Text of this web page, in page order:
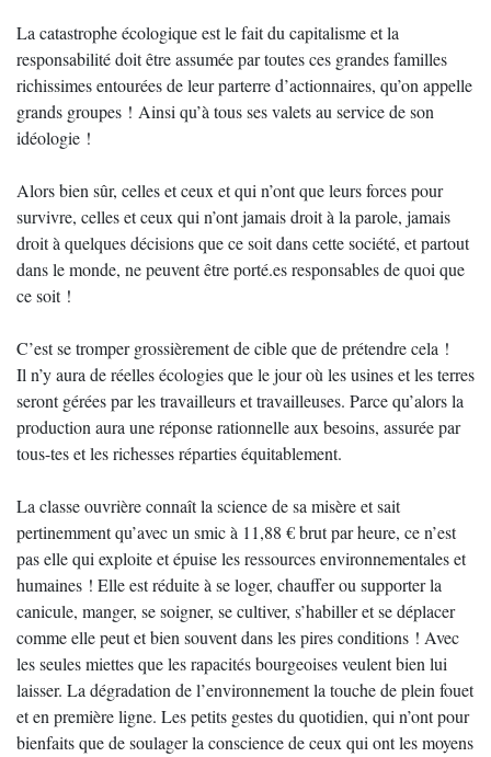
La catastrophe écologique est le fait du capitalisme et la
responsabilité doit être assumée par toutes ces grandes familles
richissimes entourées de leur parterre d’actionnaires, qu’on appelle
grands groupes ! Ainsi qu’à tous ses valets au service de son
idéologie !
Alors bien sûr, celles et ceux et qui n’ont que leurs forces pour
survivre, celles et ceux qui n’ont jamais droit à la parole, jamais
droit à quelques décisions que ce soit dans cette société, et partout
dans le monde, ne peuvent être porté.es responsables de quoi que
ce soit !
C’est se tromper grossièrement de cible que de prétendre cela !
Il n’y aura de réelles écologies que le jour où les usines et les terres
seront gérées par les travailleurs et travailleuses. Parce qu’alors la
production aura une réponse rationnelle aux besoins, assurée par
tous-tes et les richesses réparties équitablement.
La classe ouvrière connaît la science de sa misère et sait
pertinemment qu’avec un smic à 11,88 € brut par heure, ce n’est
pas elle qui exploite et épuise les ressources environnementales et
humaines ! Elle est réduite à se loger, chauffer ou supporter la
canicule, manger, se soigner, se cultiver, s’habiller et se déplacer
comme elle peut et bien souvent dans les pires conditions ! Avec
les seules miettes que les rapacités bourgeoises veulent bien lui
laisser. La dégradation de l’environnement la touche de plein fouet
et en première ligne. Les petits gestes du quotidien, qui n’ont pour
bienfaits que de soulager la conscience de ceux qui ont les moyens